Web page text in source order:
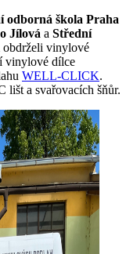
odborná škola Praha
Jílová a Střední
obdrželi vinylové
vinylové dílce
WELL-CLICK.
lišt a svařovacích šňůr.